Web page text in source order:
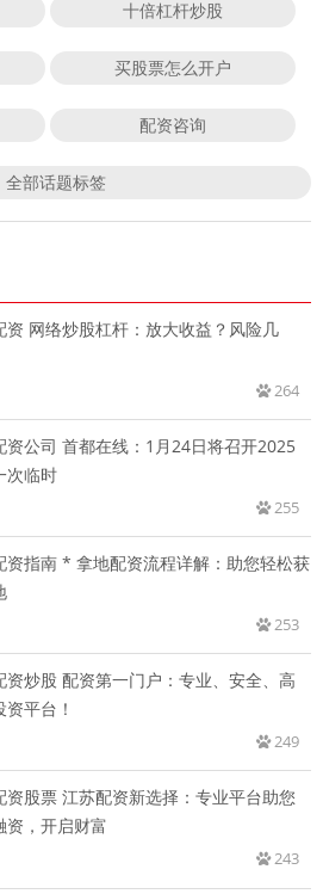
十倍杠杆炒股
买股票怎么开户
配资咨询
全部话题标签
资 网络炒股杠杆：放大收益？风险几
264
资公司 首都在线：1月24日将召开2025
次临时
255
配资流程详解：助您轻松获
253
资炒股 配资第一门户：专业、安全、高
平台！
249
资股票 江苏配资新选择：专业平台助您
资，开启财富
243